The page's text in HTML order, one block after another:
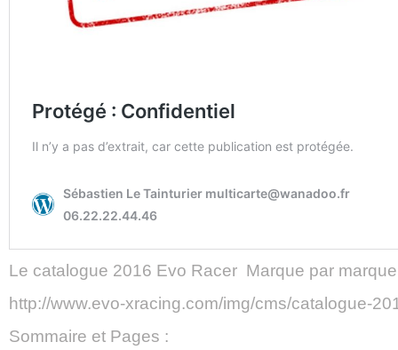
Le catalogue 2016 Evo Racer Marque par
http://www.evo-xracing.com/img/cms/catalogue-
Sommaire et Pages :